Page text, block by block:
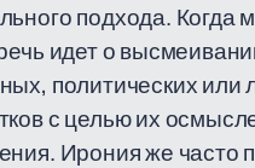
подхода. Когда
идет о
политических или
с целью их
Ирония же часто